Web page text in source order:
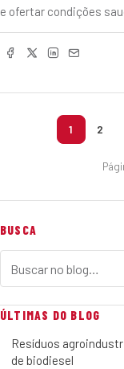
e ofertar condições
1 2
BUSCA
ÚLTIMAS DO BLOG
Resíduos
de biodiesel